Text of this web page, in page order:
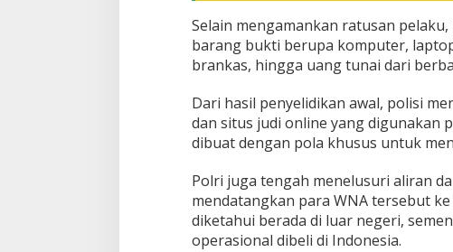
Selain mengamankan ratusan
barang bukti berupa komputer,
brankas, hingga uang tunai dari
Dari hasil penyelidikan awal, polisi
dan situs judi online yang digunakan
dibuat dengan pola khusus untuk
Polri juga tengah menelusuri aliran
mendatangkan para WNA tersebut
diketahui berada di luar negeri,
operasional dibeli di Indonesia.